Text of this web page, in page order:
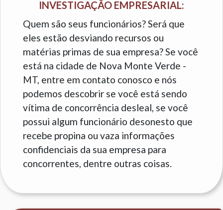
INVESTIGAÇÃO EMPRESARIAL:
Quem são seus funcionários? Será que
eles estão desviando recursos ou
matérias primas de sua empresa? Se você
está na cidade de Nova Monte Verde -
MT, entre em contato conosco e nós
podemos descobrir se você está sendo
vítima de concorrência desleal, se você
possui algum funcionário desonesto que
recebe propina ou vaza informações
confidenciais da sua empresa para
concorrentes, dentre outras coisas.